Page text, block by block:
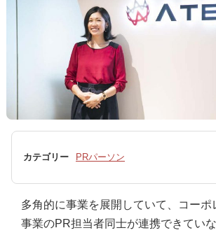
カテゴリー PRパーソン
多角的に事業を展開していて、コーポ
事業のPR担当者同士が連携できてい